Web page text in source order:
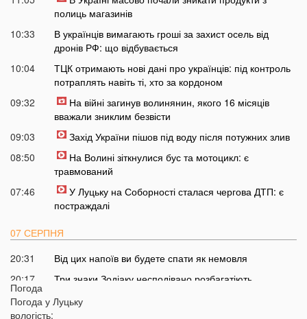
полиць магазинів
10:33
В українців вимагають гроші за захист осель від
дронів РФ: що відбувається
10:04
ТЦК отримають нові дані про українців: під контроль
потраплять навіть ті, хто за кордоном
09:32
На війні загинув волинянин, якого 16 місяців
вважали зниклим безвісти
09:03
Захід України пішов під воду після потужних злив
08:50
На Волині зіткнулися бус та мотоцикл: є
травмований
07:46
У Луцьку на Соборності сталася чергова ДТП: є
постраждалі
07 СЕРПНЯ
20:31
Від цих напоїв ви будете спати як немовля
20:17
Три знаки Зодіаку несподівано розбагатіють
19:49
Погода
Погода у Луцьку
вологість: